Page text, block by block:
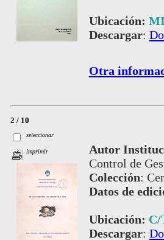
Ubicación:
Descargar:
Otra
2 / 10
seleccionar
imprimir Autor
Control de
Colección:
Datos de
Ubicación: C/
Descargar: